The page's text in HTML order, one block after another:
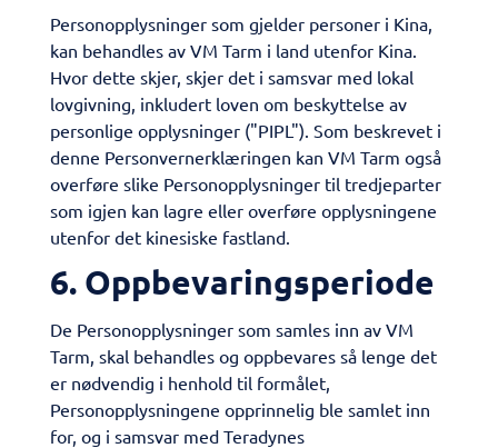
​Personopplysninger som gjelder personer i Kina,
kan behandles av VM Tarm i land utenfor Kina.
Hvor dette skjer, skjer det i samsvar med lokal
lovgivning, inkludert loven om beskyttelse av
personlige opplysninger ("PIPL"). Som beskrevet i
denne Personvernerklæringen kan VM Tarm også
overføre slike Personopplysninger til tredjeparter
som igjen kan lagre eller overføre opplysningene
utenfor det kinesiske fastland.
​6. Oppbevaringsperiode
De Personopplysninger som samles inn av VM
Tarm, skal behandles og oppbevares så lenge det
er nødvendig i henhold til formålet,
Personopplysningene opprinnelig ble samlet inn
for, og i samsvar med Teradynes